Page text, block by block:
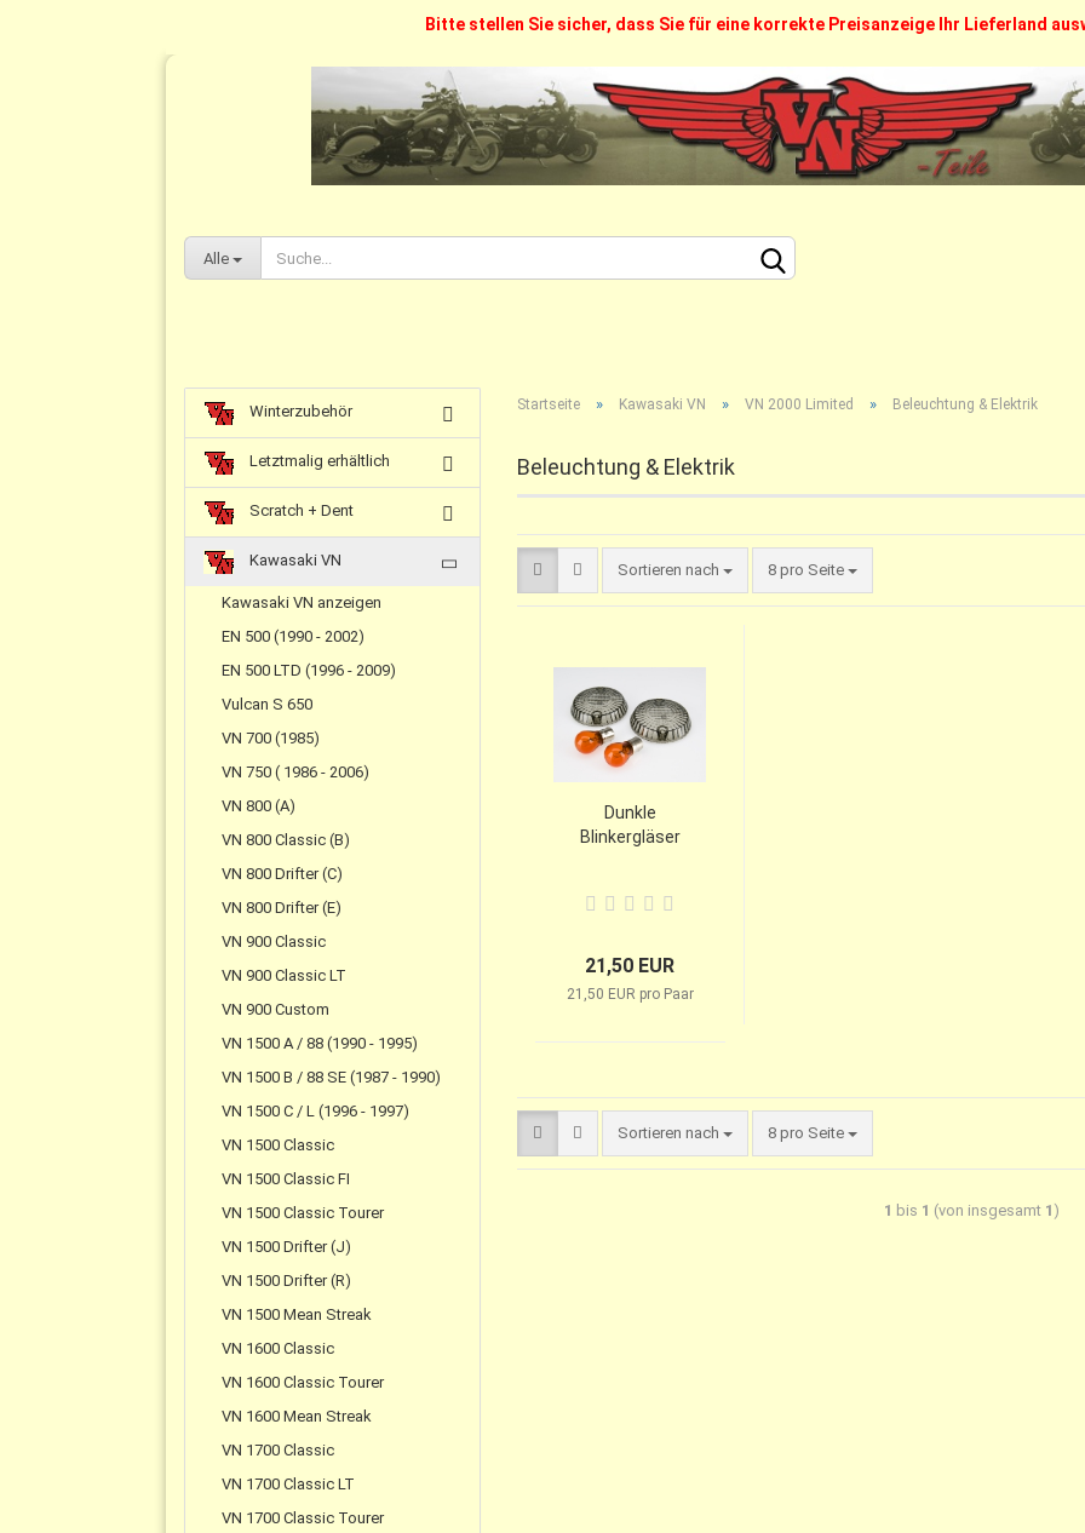
Callback Service
Sprache auswählen
Lieferland
Passwort
Alle
Bitte stellen Sie sicher, dass Sie für eine korrekte Preisanzeige Ihr Lieferland
Startseite » Kawasaki VN » VN 2000 Limited » Beleuchtung & Elektrik
Beleuchtung & Elektrik
Sortieren nach 8 pro Seite
Dunkle
Blinkergläser
21,50 EUR
21,50 EUR pro Paar
Sortieren nach 8 pro Seite
1 bis 1 (von insgesamt 1 )
Winterzubehör
Letztmalig erhältlich
Scratch + Dent
Kawasaki VN
Kawasaki VN anzeigen
EN 500 (1990 - 2002)
EN 500 LTD (1996 - 2009)
Vulcan S 650
VN 700 (1985)
VN 750 ( 1986 - 2006)
VN 800 (A)
VN 800 Classic (B)
VN 800 Drifter (C)
VN 800 Drifter (E)
VN 900 Classic
VN 900 Classic LT
VN 900 Custom
VN 1500 A / 88 (1990 - 1995)
VN 1500 B / 88 SE (1987 - 1990)
VN 1500 C / L (1996 - 1997)
VN 1500 Classic
VN 1500 Classic FI
VN 1500 Classic Tourer
VN 1500 Drifter (J)
VN 1500 Drifter (R)
VN 1500 Mean Streak
VN 1600 Classic
VN 1600 Classic Tourer
VN 1600 Mean Streak
VN 1700 Classic
VN 1700 Classic LT
VN 1700 Classic Tourer